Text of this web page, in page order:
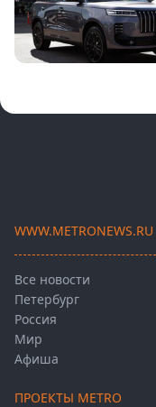
WWW.METRONEWS.RU
Все новости
Петербург
Россия
Мир
Афиша
ПРОЕКТЫ METRO